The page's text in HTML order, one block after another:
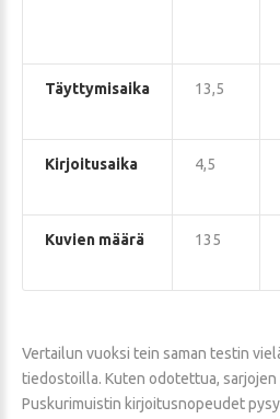
Täyttymisaika 13,5
Kirjoitusaika 4,5
Kuvien määrä 135
Vertailun vuoksi tein saman testin
tiedostoilla. Kuten odotettua,
Puskurimuistin kirjoitusnopeudet